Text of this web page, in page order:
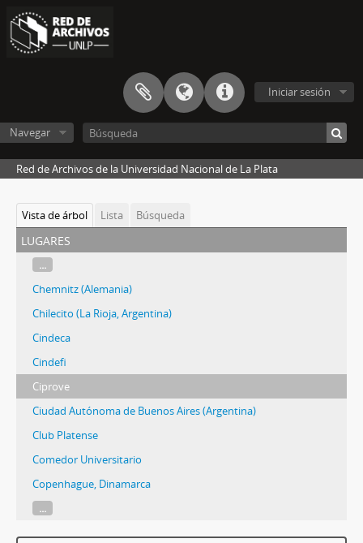
Iniciar sesión
Navegar
Red de Archivos de la Universidad Nacional de La Plata
Vista de árbol Lista Búsqueda
lugares
...
Chemnitz (Alemania)
Chilecito (La Rioja, Argentina)
Cindeca
Cindefi
Ciprove
Ciudad Autónoma de Buenos Aires (Argentina)
Club Platense
Comedor Universitario
Copenhague, Dinamarca
...